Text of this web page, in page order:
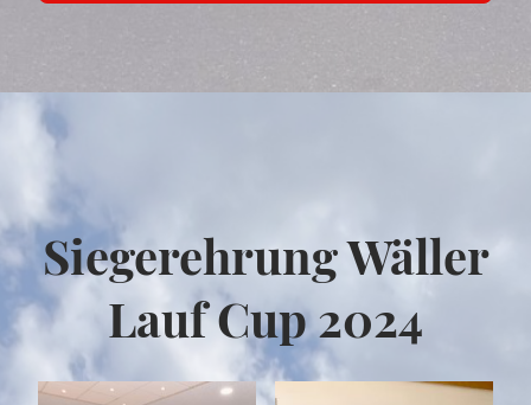
Siegerehrung Wäller
Lauf Cup 2024